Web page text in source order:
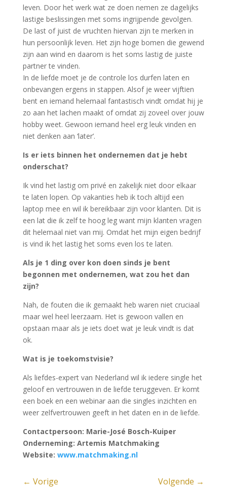
leven. Door het werk wat ze doen nemen ze dagelijks
lastige beslissingen met soms ingrijpende gevolgen.
De last of juist de vruchten hiervan zijn te merken in
hun persoonlijk leven. Het zijn hoge bomen die gewend
zijn aan wind en daarom is het soms lastig de juiste
partner te vinden.
In de liefde moet je de controle los durfen laten en
onbevangen ergens in stappen. Alsof je weer vijftien
bent en iemand helemaal fantastisch vindt omdat hij je
zo aan het lachen maakt of omdat zij zoveel over jouw
hobby weet. Gewoon iemand heel erg leuk vinden en
niet denken aan ‘later’.
Is er iets binnen het ondernemen dat je hebt
onderschat?
Ik vind het lastig om privé en zakelijk niet door elkaar
te laten lopen. Op vakanties heb ik toch altijd een
laptop mee en wil ik bereikbaar zijn voor klanten. Dit is
een lat die ik zelf te hoog leg want mijn klanten vragen
dit helemaal niet van mij. Omdat het mijn eigen bedrijf
is vind ik het lastig het soms even los te laten.
Als je 1 ding over kon doen sinds je bent
begonnen met ondernemen, wat zou het dan
zijn?
Nah, de fouten die ik gemaakt heb waren niet cruciaal
maar wel heel leerzaam. Het is gewoon vallen en
opstaan maar als je iets doet wat je leuk vindt is dat
ok.
Wat is je toekomstvisie?
Als liefdes-expert van Nederland wil ik iedere single het
geloof en vertrouwen in de liefde teruggeven. Er komt
een boek en een webinar aan die singles inzichten en
weer zelfvertrouwen geeft in het daten en in de liefde.
Contactpersoon: Marie-José Bosch-Kuiper
Onderneming: Artemis Matchmaking
Website: www.matchmaking.nl
← Vorige Volgende →